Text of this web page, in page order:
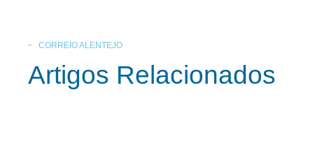
CORREIO ALENTEJO
Artigos Relacionados